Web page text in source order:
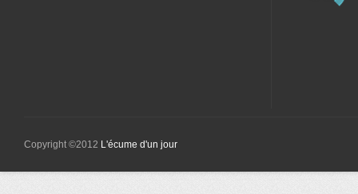
Copyright ©2012 L'écume d'un jour